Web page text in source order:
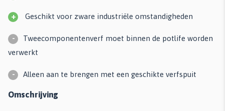
+ Geschikt voor zware industriële omstandigheden
-
Tweecomponentenverf moet binnen de potlife worden
verwerkt
- Alleen aan te brengen met een geschikte verfspuit
Omschrijving